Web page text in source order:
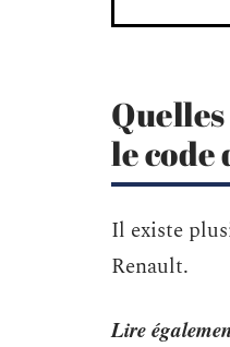
le code
Il existe
Renault.
Lire